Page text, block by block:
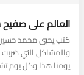
العالم على
كتب يحيي محمد حسين
يومنا هذا وكل يوم